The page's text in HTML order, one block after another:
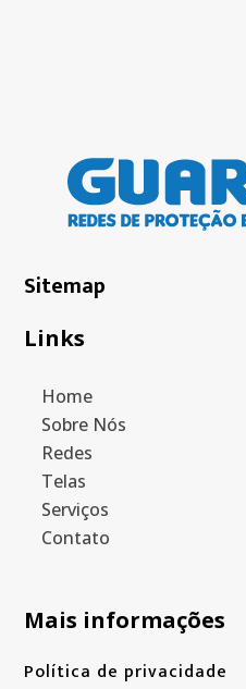
Sitemap
Links
Home
Sobre Nós
Redes
Telas
Serviços
Contato
Mais informações
Política de privacidade